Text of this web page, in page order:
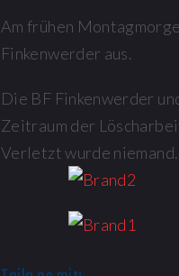
Am frühen
Finkenwerder aus.
Die BF Finkenwerder
Zeitraum der
Verletzt wurde niemand.